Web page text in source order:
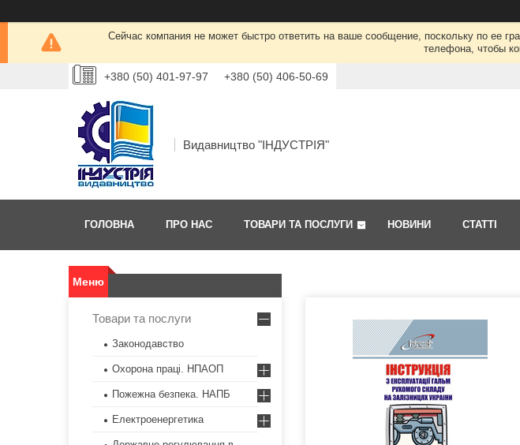
Сейчас компания не может быстро ответить на ваше сообщение, поскольку по ее
телефона, чтобы
+380 (50) 401-97-97 +380 (50) 406-50-69
Видавництво "ІНДУСТРІЯ"
ГОЛОВНА ПРО НАС ТОВАРИ ТА ПОСЛУГИ НОВИНИ СТАТТІ
Товари та послуги
Законодавство
Охорона праці. НПАОП
Пожежна безпека. НАПБ
Електроенергетика